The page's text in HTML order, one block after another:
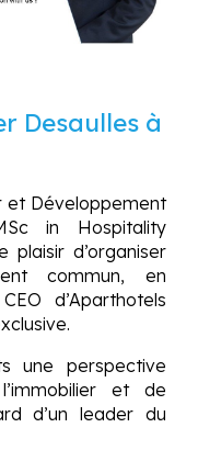
Desaulles à
et Développement
in Hospitality
d’organiser
commun, en
d’Aparthotels
une perspective
et de
d’un leader du